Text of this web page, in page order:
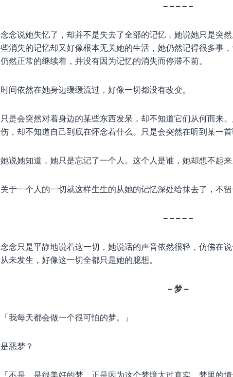
– – – – –
念念说她失忆了，却并不是失去了全部的记忆，她说她只是突
些消失的记忆却又好像根本无关她的生活，她仍然记得很多事
仍然正常的继续着，并没有因为记忆的消失而停滞不前。
时间依然在她身边缓缓流过，好像一切都没有改变。
只是会突然对着身边的某些东西发呆，却不知道它们从何而来
伤，却不知道自己到底在怀念着什么。只是会突然在听到某一首
她说她知道，她只是忘记了一个人。这个人是谁，她却想不起来
关于一个人的一切就这样生生的从她的记忆深处给抹去了，不留
– – – – –
念念只是平静地说着这一切，她说话的声音依然很轻，仿佛在
从未发生，好像这一切全都只是她的臆想。
– 梦 –
「我每天都会做一个很可怕的梦。」
是恶梦？
「不是，是很美好的梦，正是因为这个梦境太过真实，梦里的